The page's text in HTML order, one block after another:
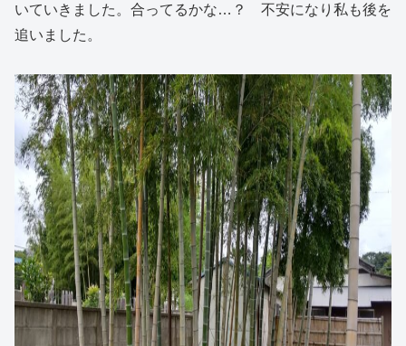
いていきました。合ってるかな…？ 不安になり私も後を
追いました。